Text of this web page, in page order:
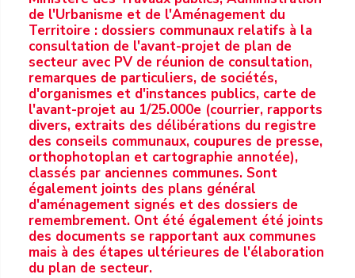
de l'Urbanisme et de l'Aménagement du
Territoire : dossiers communaux relatifs à la
consultation de l'avant-projet de plan de
secteur avec PV de réunion de consultation,
remarques de particuliers, de sociétés,
d'organismes et d'instances publics, carte de
l'avant-projet au 1/25.000e (courrier, rapports
divers, extraits des délibérations du registre
des conseils communaux, coupures de presse,
orthophotoplan et cartographie annotée),
classés par anciennes communes. Sont
également joints des plans général
d'aménagement signés et des dossiers de
remembrement. Ont été également été joints
des documents se rapportant aux communes
mais à des étapes ultérieures de l'élaboration
du plan de secteur.